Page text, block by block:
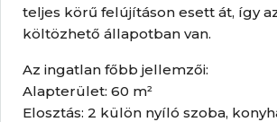
teljes körű felújításon esett át, így
költözhető állapotban van.
Az ingatlan főbb jellemzői:
Alapterület: 60 m²
Elosztás: 2 külön nyíló szoba,